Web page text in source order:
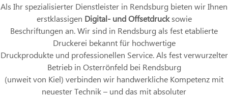
Als Ihr spezialisierter Dienstleister in Rendsburg bieten wir Ihnen
erstklassigen Digital- und Offsetdrucksowie
Beschriftungen an. Wir sind in Rendsburg als fest etablierte
Druckerei bekannt für hochwertige
Druckprodukte und professionellen Service. Als fest verwurzelter
Betrieb in Osterrönfeld bei Rendsburg
(unweit von Kiel) verbinden wir handwerkliche Kompetenz mit
neuester Technik – und das mit absoluter